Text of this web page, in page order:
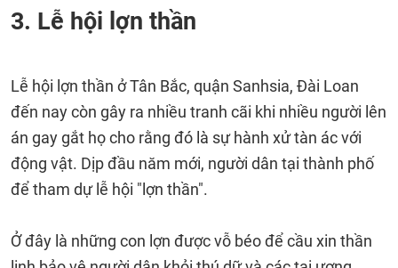
3. Lễ hội lợn thần
Lễ hội lợn thần ở Tân Bắc, quận Sanhsia, Đài Loan
đến nay còn gây ra nhiều tranh cãi khi nhiều người lên
án gay gắt họ cho rằng đó là sự hành xử tàn ác với
động vật. Dịp đầu năm mới, người dân tại thành phố
để tham dự lễ hội "lợn thần".
Ở đây là những con lợn được vỗ béo để cầu xin thần